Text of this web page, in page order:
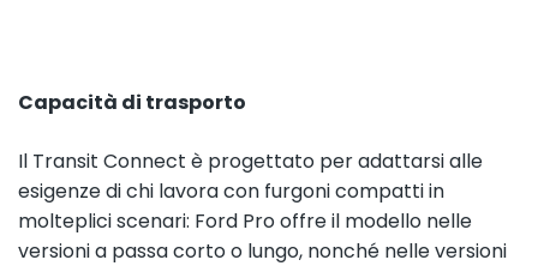
Capacità di trasporto
Il Transit Connect è progettato per adattarsi alle
esigenze di chi lavora con furgoni compatti in
molteplici scenari: Ford Pro offre il modello nelle
versioni a passa corto o lungo, nonché nelle versioni